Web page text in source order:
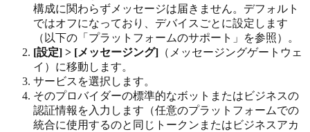
構成に関わらずメッセージは届きません。デフォルト
ではオフになっており、デバイスごとに設定します
（以下の「プラットフォームのサポート」を参照）。
[設定] > [メッセージング] （メッセージングゲートウェ
イ）に移動します。
サービスを選択します。
そのプロバイダーの標準的なボットまたはビジネスの
認証情報を入力します（任意のプラットフォームでの
統合に使用するのと同じトークンまたはビジネスアカ